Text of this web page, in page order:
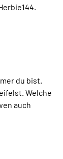
du bist.
Welche
auch